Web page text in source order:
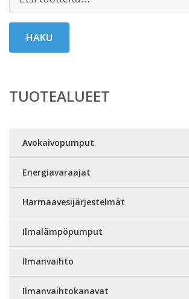
HAKU
TUOTEALUEET
Avokaivopumput
Energiavaraajat
Harmaavesijärjestelmät
Ilmalämpöpumput
Ilmanvaihto
Ilmanvaihtokanavat